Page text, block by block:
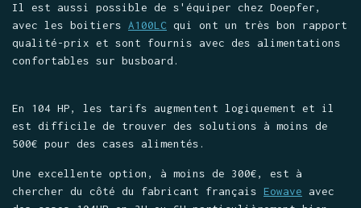
Il est aussi possible de s'équiper chez Doepfer,
avec les boitiers A100LC qui ont un très bon rapport
qualité-prix et sont fournis avec des alimentations
confortables sur busboard.
En 104 HP, les tarifs augmentent logiquement et il
est difficile de trouver des solutions à moins de
500€ pour des cases alimentés.
Une excellente option, à moins de 300€, est à
chercher du côté du fabricant français Eowave avec